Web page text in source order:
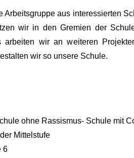
aus interessierten
wir in den Gremien der
arbeiten wir an weiteren
wir so unsere Schule.
ohne Rassismus- Schule mit
Mittelstufe
6